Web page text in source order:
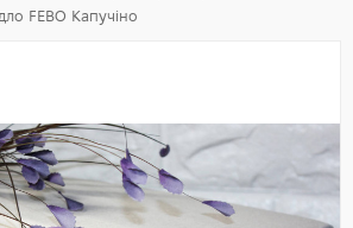
FEBO Капучіно